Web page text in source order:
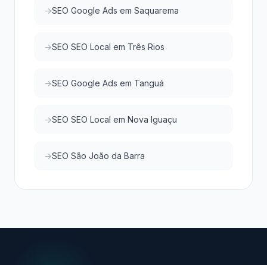
SEO Google Ads em Saquarema
SEO SEO Local em Três Rios
SEO Google Ads em Tanguá
SEO SEO Local em Nova Iguaçu
SEO São João da Barra